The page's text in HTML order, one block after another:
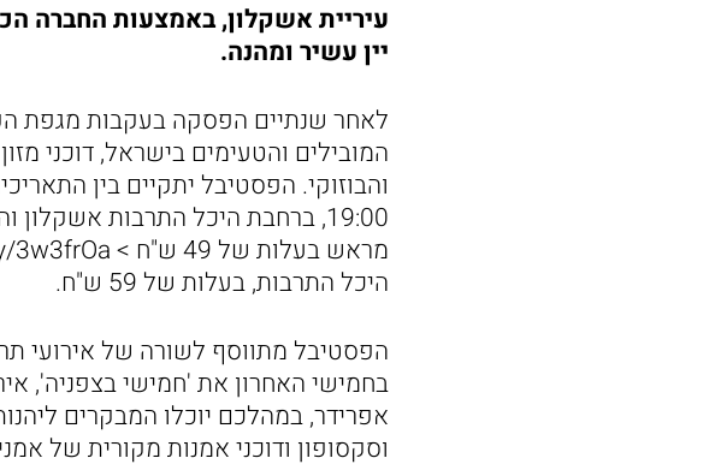
עיריית אשקלון, באמצעות החברה
יין עשיר ומהנה.
המובילים והטעימים בישראל, דוכני
היכל התרבות, בעלות של 59 ש"ח.
הפסטיבל מתווסף לשורה של אירועי
בחמישי האחרון את 'חמישי בצפניה',
אפרידר, במהלכם יוכלו המבקרים
וסקסופון ודוכני אמנות מקורית של